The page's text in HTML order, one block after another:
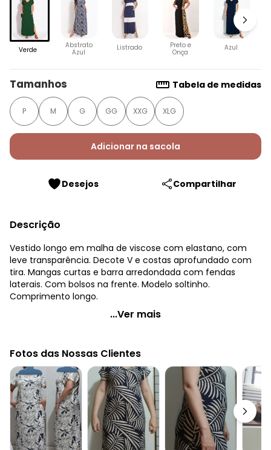
Verde
Abstrato
Azul
Listrado
Preto e
Onça
Azul
Tamanhos Tabela de medidas
P M G GG XXG XLG
Adicionar na sacola
Desejos Compartilhar
Descrição
Vestido longo em malha de viscose com elastano, com
leve transparência. Decote V e costas aprofundado com
tira. Mangas curtas e barra arredondada com fendas
laterais. Com bolsos na frente. Modelo soltinho.
Comprimento longo.
Quintess - Vestido Longo Soltinho com Fenda Verde
Modelagem: Solto
Modelo: Reto
Comprimento da manga: Curta
Comprimento: Longo
Decote frente: V
Decote costas: Aprofundado com tira
Observação: Com bolsos!
Tecido: Malha
Composição: 96% viscose 4% elastano
...Ver mais
Fotos das Nossas Clientes